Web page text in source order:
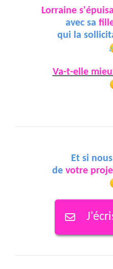
Lorraine
avec sa
qui la
Va-t-elle
Et si nous
de votre